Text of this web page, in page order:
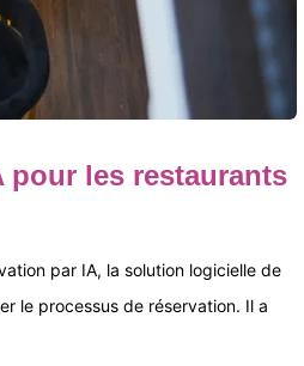
pour les restaurants
par IA, la solution logicielle de
le processus de réservation. Il a